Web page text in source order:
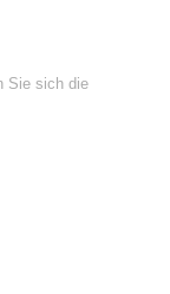
Sie sich die